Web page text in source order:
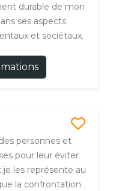
durable de mon
ses aspects
et sociétaux.
personnes et
pour leur éviter
je les représente au
la confrontation